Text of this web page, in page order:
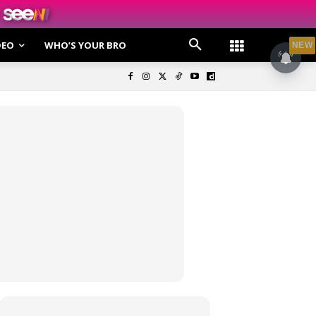
Privasi
WHO’S YOUR BRO NEW